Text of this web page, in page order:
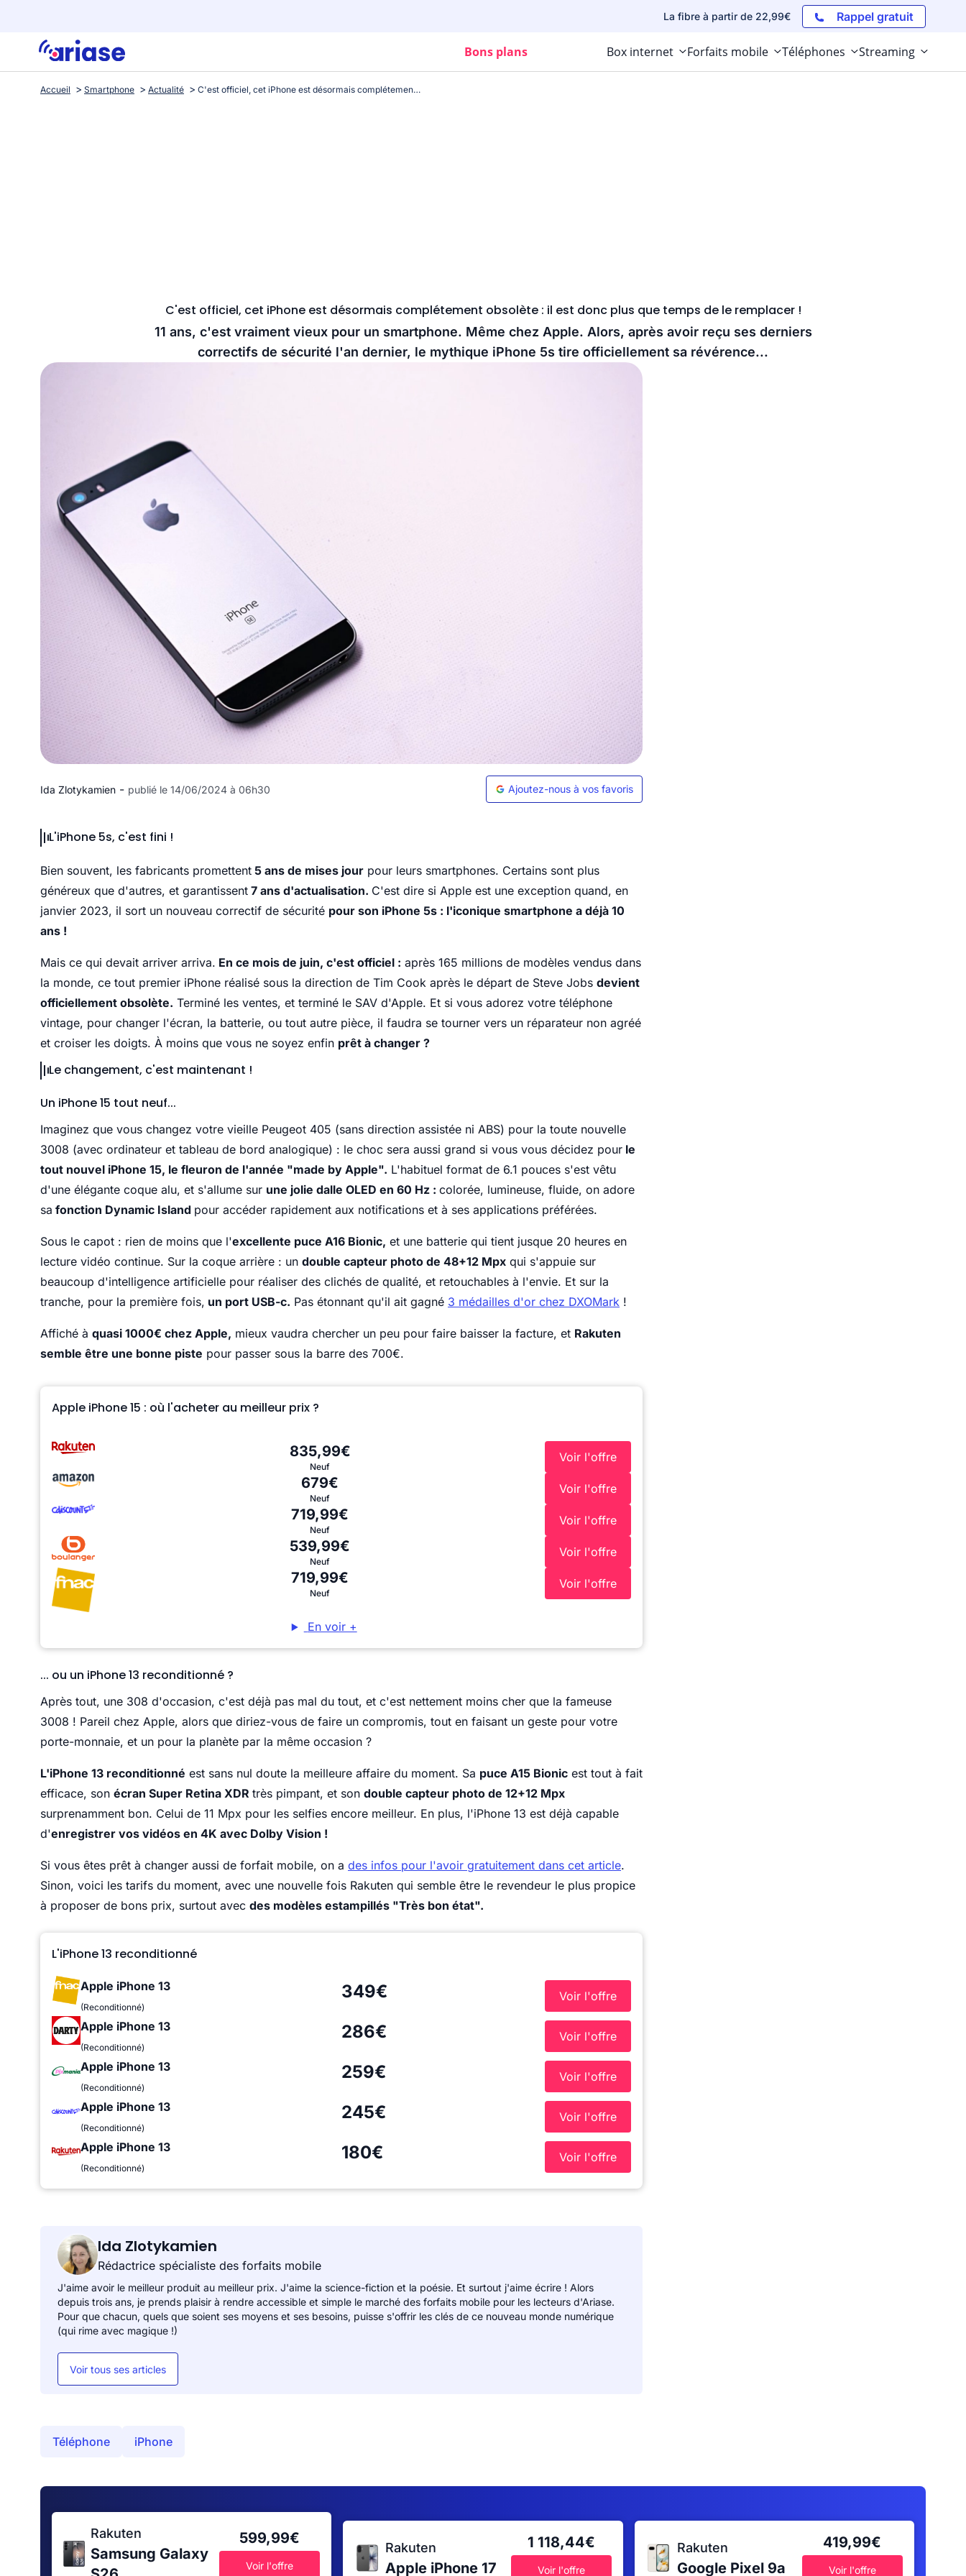
La fibre à partir de 22,99€ Rappel gratuit
Bons plans Box internet Forfaits mobile Téléphones Streaming
Accueil Smartphone Actualité C'est officiel, cet iPhone est désormais complétement obsolète : il est donc plus que temps de le remplacer !
C'est officiel, cet iPhone est désormais complétement obsolète : il est donc plus que temps de le remplacer !
11 ans, c'est vraiment vieux pour un smartphone. Même chez Apple. Alors, après avoir reçu ses derniers
correctifs de sécurité l'an dernier, le mythique iPhone 5s tire officiellement sa révérence...
Ida Zlotykamien - publié le 14/06/2024 à 06h30 Ajoutez-nous à vos favoris
L'iPhone 5s, c'est fini !
Bien souvent, les fabricants promettent 5 ans de mises jour pour leurs smartphones. Certains sont plus
généreux que d'autres, et garantissent 7 ans d'actualisation. C'est dire si Apple est une exception quand, en
janvier 2023, il sort un nouveau correctif de sécurité pour son iPhone 5s : l'iconique smartphone a déjà 10
ans !
Mais ce qui devait arriver arriva. En ce mois de juin, c'est officiel : après 165 millions de modèles vendus dans
la monde, ce tout premier iPhone réalisé sous la direction de Tim Cook après le départ de Steve Jobs devient
officiellement obsolète. Terminé les ventes, et terminé le SAV d'Apple. Et si vous adorez votre téléphone
vintage, pour changer l'écran, la batterie, ou tout autre pièce, il faudra se tourner vers un réparateur non agréé
et croiser les doigts. À moins que vous ne soyez enfin prêt à changer ?
Le changement, c'est maintenant !
Un iPhone 15 tout neuf...
Imaginez que vous changez votre vieille Peugeot 405 (sans direction assistée ni ABS) pour la toute nouvelle
3008 (avec ordinateur et tableau de bord analogique) : le choc sera aussi grand si vous vous décidez pour le
tout nouvel iPhone 15, le fleuron de l'année "made by Apple". L'habituel format de 6.1 pouces s'est vêtu
d'une élégante coque alu, et s'allume sur une jolie dalle OLED en 60 Hz : colorée, lumineuse, fluide, on adore
sa fonction Dynamic Island pour accéder rapidement aux notifications et à ses applications préférées.
Sous le capot : rien de moins que l'excellente puce A16 Bionic, et une batterie qui tient jusque 20 heures en
lecture vidéo continue. Sur la coque arrière : un double capteur photo de 48+12 Mpx qui s'appuie sur
beaucoup d'intelligence artificielle pour réaliser des clichés de qualité, et retouchables à l'envie. Et sur la
tranche, pour la première fois, un port USB-c. Pas étonnant qu'il ait gagné 3 médailles d'or chez DXOMark !
Affiché à quasi 1000€ chez Apple, mieux vaudra chercher un peu pour faire baisser la facture, et Rakuten
semble être une bonne piste pour passer sous la barre des 700€.
Apple iPhone 15 : où l'acheter au meilleur prix ?
835,99€
Neuf
Voir l'offre
679€
Neuf
Voir l'offre
719,99€
Neuf
Voir l'offre
539,99€
Neuf
Voir l'offre
719,99€
Neuf
Voir l'offre
En voir +
... ou un iPhone 13 reconditionné ?
Après tout, une 308 d'occasion, c'est déjà pas mal du tout, et c'est nettement moins cher que la fameuse
3008 ! Pareil chez Apple, alors que diriez-vous de faire un compromis, tout en faisant un geste pour votre
porte-monnaie, et un pour la planète par la même occasion ?
L'iPhone 13 reconditionné est sans nul doute la meilleure affaire du moment. Sa puce A15 Bionic est tout à fait
efficace, son écran Super Retina XDR très pimpant, et son double capteur photo de 12+12 Mpx
surprenamment bon. Celui de 11 Mpx pour les selfies encore meilleur. En plus, l'iPhone 13 est déjà capable
d'enregistrer vos vidéos en 4K avec Dolby Vision !
Si vous êtes prêt à changer aussi de forfait mobile, on a des infos pour l'avoir gratuitement dans cet article.
Sinon, voici les tarifs du moment, avec une nouvelle fois Rakuten qui semble être le revendeur le plus propice
à proposer de bons prix, surtout avec des modèles estampillés "Très bon état".
L'iPhone 13 reconditionné
Apple iPhone 13
(Reconditionné)
349€ Voir l'offre
Apple iPhone 13
(Reconditionné)
286€ Voir l'offre
Apple iPhone 13
(Reconditionné)
259€ Voir l'offre
Apple iPhone 13
(Reconditionné)
245€ Voir l'offre
Apple iPhone 13
(Reconditionné)
180€ Voir l'offre
Ida Zlotykamien
Rédactrice spécialiste des forfaits mobile
J'aime avoir le meilleur produit au meilleur prix. J'aime la science-fiction et la poésie. Et surtout j'aime écrire ! Alors
depuis trois ans, je prends plaisir à rendre accessible et simple le marché des forfaits mobile pour les lecteurs d'Ariase.
Pour que chacun, quels que soient ses moyens et ses besoins, puisse s'offrir les clés de ce nouveau monde numérique
(qui rime avec magique !)
Voir tous ses articles
Téléphone iPhone
Rakuten
Samsung Galaxy
599,99€
Voir l'offre
Rakuten
Apple iPhone 17
1 118,44€
Voir l'offre
Rakuten
Google Pixel 9a
419,99€
Voir l'offre